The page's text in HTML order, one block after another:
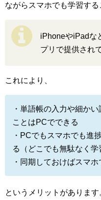
ながらスマホでも学習する
iPhoneやiPadな
プリで提供され
これにより、
・単語帳の入力や細か
ことはPCでできる
・PCでもスマホでも進
る（どこでも無駄なく学
・同期しておけばスマ
というメリットがあります